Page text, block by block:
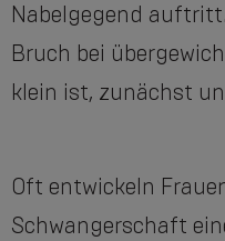
Nabelgegend
Bruch bei
klein ist, zunächst
Oft entwickeln
Schwangerschaft